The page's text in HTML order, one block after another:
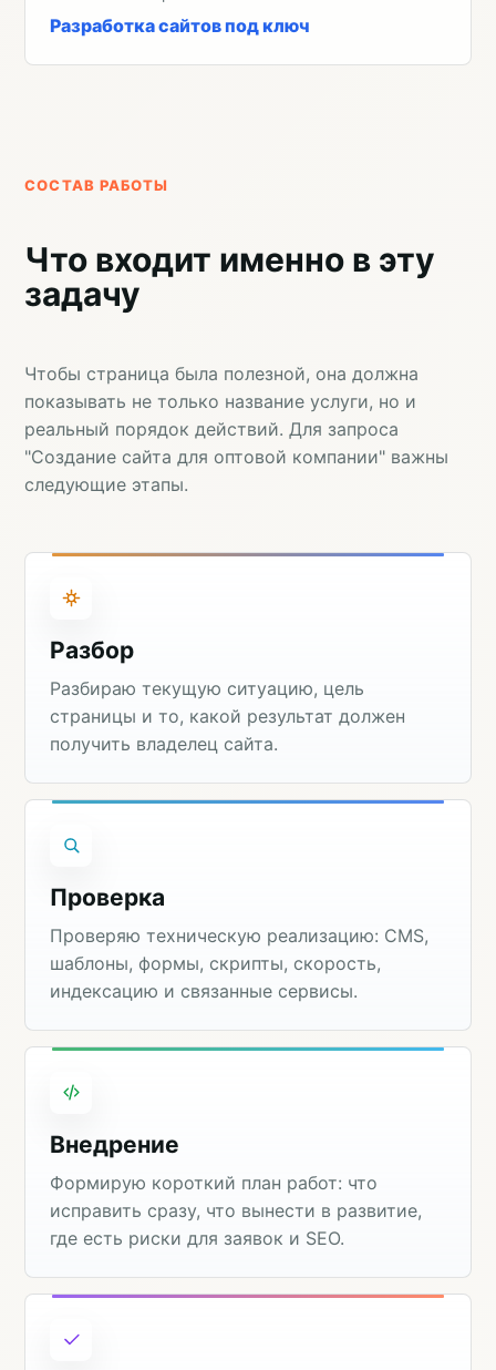
Разработка сайтов под ключ
СОСТАВ РАБОТЫ
Что входит именно в эту
задачу
Чтобы страница была полезной, она должна
показывать не только название услуги, но и
реальный порядок действий. Для запроса
"Создание сайта для оптовой компании" важны
следующие этапы.
Разбор
Разбираю текущую ситуацию, цель
страницы и то, какой результат должен
получить владелец сайта.
Проверка
Проверяю техническую реализацию: CMS,
шаблоны, формы, скрипты, скорость,
индексацию и связанные сервисы.
Внедрение
Формирую короткий план работ: что
исправить сразу, что вынести в развитие,
где есть риски для заявок и SEO.